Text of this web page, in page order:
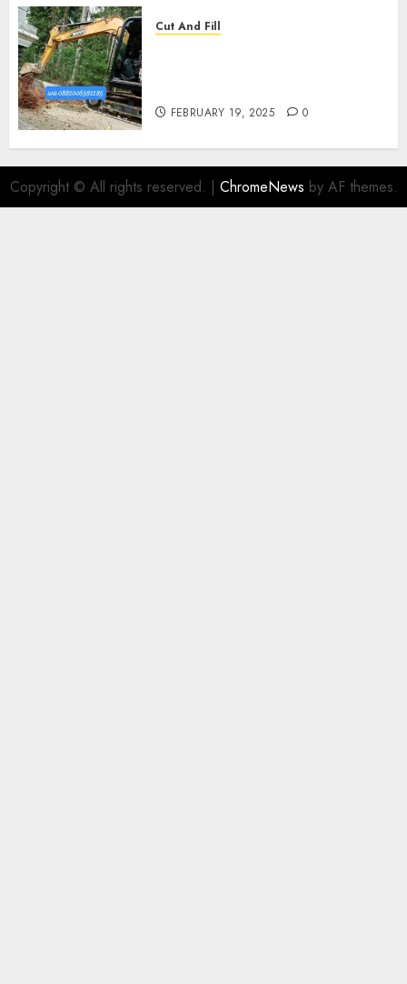
Cut And Fill
FEBRUARY 19, 2025 0
Copyright © All rights reserved. | ChromeNews by AF themes.